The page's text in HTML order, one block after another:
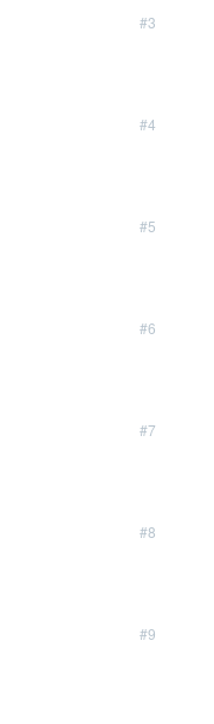
#3
#4
#5
#6
#7
#8
#9